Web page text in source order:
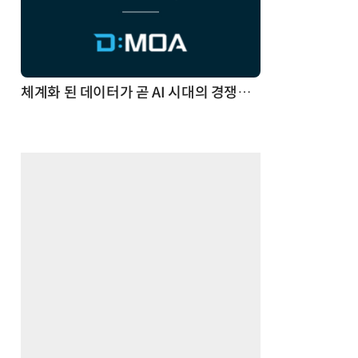
체계화 된 데이터가 곧 AI 시대의 경쟁력이다